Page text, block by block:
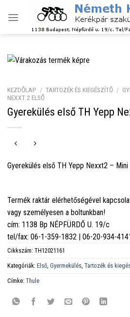
KEZDŐLAP / TARTOZÉK ÉS KIEGÉSZÍTŐ /
NEXXT 2 ELSŐ
Gyerekülés első TH Yepp
Gyerekülés első TH Yepp Nexxt2 – Mini
Termék raktár elérhetőségével
vagy személyesen a boltunkban!
cím: 1138 Bp NÉPFÜRDŐ U. 19/c
tel/fax: 06-1-359-1832 | 06-20-934-
Cikkszám: TH12021161
Kategóriák: Első Gyermekülés Tartozék és
Címke: Thule